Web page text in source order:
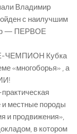
Владимир
с наилучшим
— ПЕРВОЕ
ЧЕМПИОН Кубка
«многоборья» , а
местные породы
и продвижения»,
в котором